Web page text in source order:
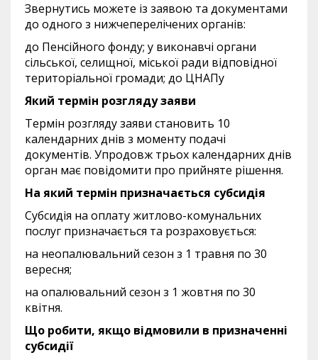
Звернутись можете із заявою та документами
до одного з нижчеперелічених органів:
до Пенсійного фонду; у виконавчі органи
сільської, селищної, міської ради відповідної
територіальної громади; до ЦНАПу
Який термін розгляду заяви
Термін розгляду заяви становить 10
календарних днів з моменту подачі
документів. Упродовж трьох календарних днів
орган має повідомити про прийняте рішення.
На який термін призначається субсидія
Субсидія на оплату житлово-комунальних
послуг призначається та розраховується:
на неопалювальний сезон з 1 травня по 30
вересня;
на опалювальний сезон з 1 жовтня по 30
квітня.
Що робити, якщо відмовили в призначенні
субсидії